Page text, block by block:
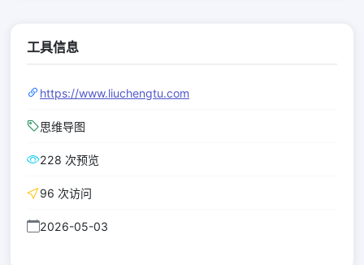
工具信息
https://www.liuchengtu.com
思维导图
228 次预览
96 次访问
2026-05-03